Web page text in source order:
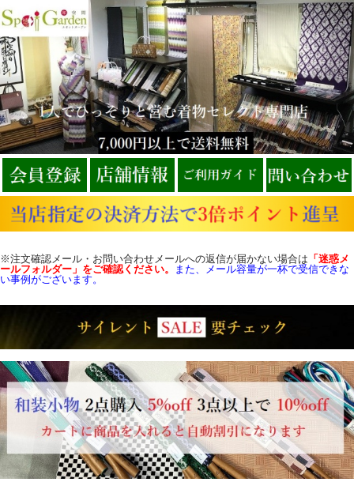
※注文確認メール・お問い合わせメールへの返信が届かない場合は 「迷惑メ
ールフォルダー」をご確認ください。
また、メール容量が一杯で受信できな
い事例がございます。